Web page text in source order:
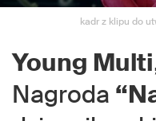
kadr z klipu do
Young Multi
Nagroda